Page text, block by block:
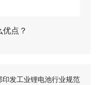
点？
印发工业锂电池行业规范